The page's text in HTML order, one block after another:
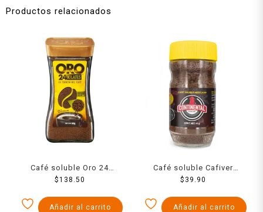
Productos relacionados
Café soluble Oro 24
kilates 160 g
$138.50
Añadir al carrito
Café soluble Cafiver
Continental 45 g
$ 39.90
Añadir al carrito